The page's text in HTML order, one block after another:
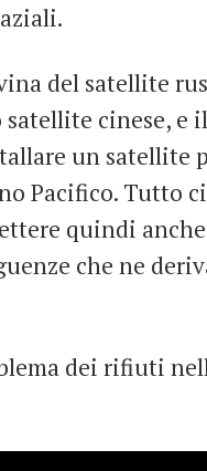
del satellite
cinese, e il
un satellite
Pacifico. Tutto
quindi
che ne
dei rifiuti